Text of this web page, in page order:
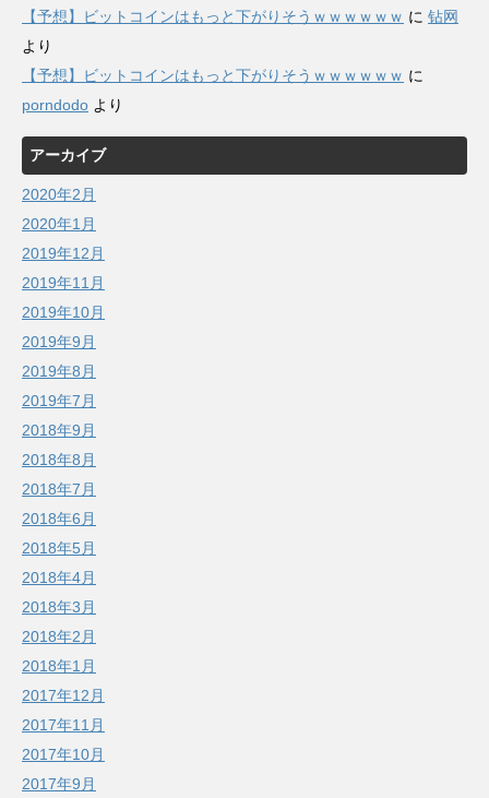
【予想】ビットコインはもっと下がりそうｗｗｗｗｗｗ に 钻网
より
【予想】ビットコインはもっと下がりそうｗｗｗｗｗｗ に
porndodo より
アーカイブ
2020年2月
2020年1月
2019年12月
2019年11月
2019年10月
2019年9月
2019年8月
2019年7月
2018年9月
2018年8月
2018年7月
2018年6月
2018年5月
2018年4月
2018年3月
2018年2月
2018年1月
2017年12月
2017年11月
2017年10月
2017年9月